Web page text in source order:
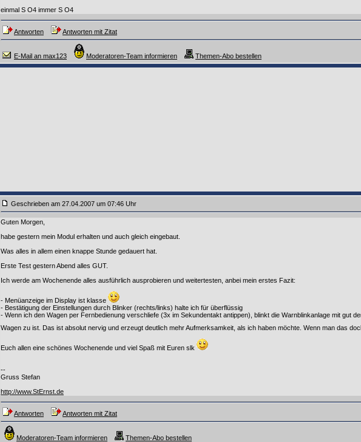
einmal S O4 immer S O4
Antworten Antworten mit Zitat
E-Mail an max123 Moderatoren-Team informieren Themen-Abo bestellen
Geschrieben am 27.04.2007 um 07:46 Uhr
Guten Morgen,
habe gestern mein Modul erhalten und auch gleich eingebaut.
Was alles in allem einen knappe Stunde gedauert hat.
Erste Test gestern Abend alles GUT.
Ich werde am Wochenende alles ausführlich ausprobieren und weitertesten, anbei mein erstes Fazit:
- Menüanzeige im Display ist klasse
- Bestätigung der Einstellungen durch Blinker (rechts/links) halte ich für überflüssig
- Wenn ich den Wagen per Fernbedienung verschliefe (3x im Sekundentakt antippen), blinkt die Warnblinkanlage mit gut
Wagen zu ist. Das ist absolut nervig und erzeugt deutlich mehr Aufmerksamkeit, als ich haben möchte. Wenn man das
Euch allen eine schönes Wochenende und viel Spaß mit Euren slk
--
Gruss Stefan
http://www.StErnst.de
Antworten Antworten mit Zitat
Moderatoren-Team informieren Themen-Abo bestellen